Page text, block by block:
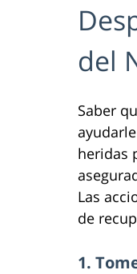
del
Saber
heridas
Las
de
1.